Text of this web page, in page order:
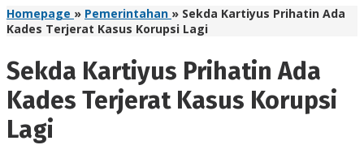
Homepage » Pemerintahan » Sekda Kartiyus Prihatin Ada
Kades Terjerat Kasus Korupsi Lagi
Sekda Kartiyus Prihatin Ada
Kades Terjerat Kasus Korupsi
Lagi